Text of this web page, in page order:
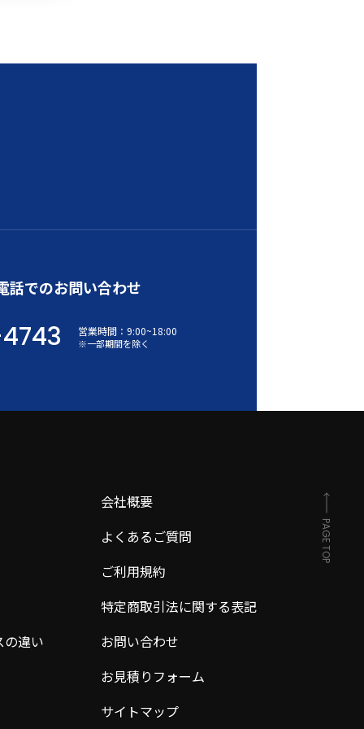
話でのお問い合わせ
営業時間： 9:00~18:00
※一部期間を除く
の違い
会社概要
よくあるご質問
ご利用規約
特定商取引法に関する表記
お問い合わせ
お見積りフォーム
サイトマップ
PAGE TOP